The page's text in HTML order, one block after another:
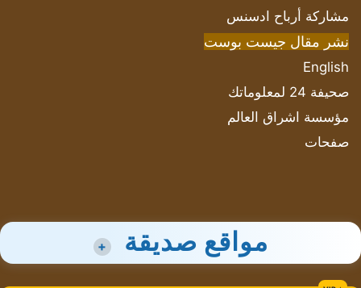
مشاركة أرباح ادسنس
نشر مقال جيست بوست
English
صحيفة 24 لمعلوماتك
مؤسسة اشراق العالم
صفحات
مواقع صديقة +